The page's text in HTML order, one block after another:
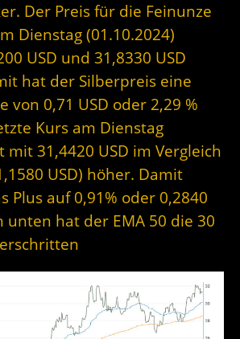
Der Preis für die Feinunze
Dienstag (01.10.2024)
USD und 31,8330 USD
hat der Silberpreis eine
von 0,71 USD oder 2,29 %
Kurs am Dienstag
mit 31,4420 USD im Vergleich
USD) höher. Damit
Plus auf 0,91% oder 0,2840
unten hat der EMA 50 die 30